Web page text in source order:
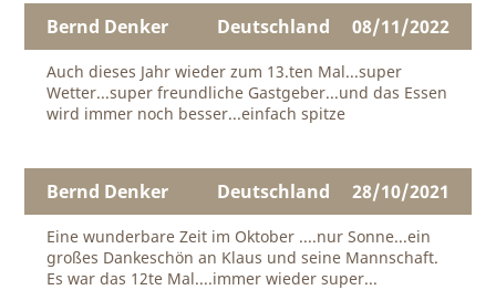
Bernd Denker 08/11/2022
Deutschland
Auch dieses Jahr wieder zum 13.ten Mal...super
Wetter...super freundliche Gastgeber...und das Essen
wird immer noch besser...einfach spitze
Bernd Denker 28/10/2021
Deutschland
Eine wunderbare Zeit im Oktober ....nur Sonne...ein
großes Dankeschön an Klaus und seine Mannschaft.
Es war das 12te Mal....immer wieder super...